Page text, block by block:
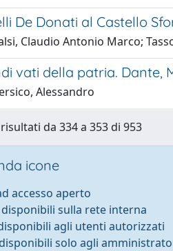
De Donati al Castello
Claudio Antonio Marco;
vati della patria. Dante,
Alessandro
da 334 a 353 di 953
icone
accesso aperto
sulla rete interna
agli utenti autorizzati
solo agli